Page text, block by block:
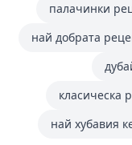
палачинки
най добрата
класическа
най хубавия